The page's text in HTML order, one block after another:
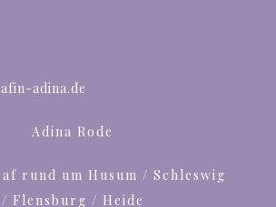
adina.de
Adina Rode
rund um Husum / Schleswig
/ Flensburg / Heide